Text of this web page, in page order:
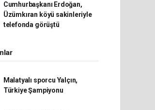
Cumhurbaşkanı Erdoğan,
Üzümkıran köyü sakinleriyle
telefonda görüştü
Malatyalı sporcu Yalçın,
Türkiye Şampiyonu